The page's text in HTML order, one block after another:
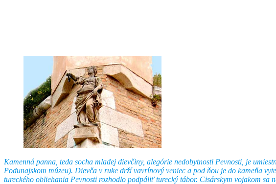
Kamenná panna, teda socha mladej dievčiny, alegórie nedobytnosti Pevnosti, je
Podunajskom múzeu). Dievča v ruke drží vavrínový veniec a pod ňou je do kameňa
tureckého obliehania Pevnosti rozhodlo podpáliť turecký tábor. Cisárskym vojakom